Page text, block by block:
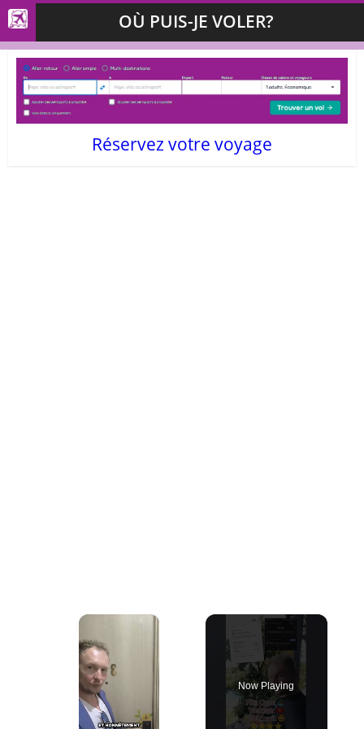
OÙ PUIS-JE VOLER?
Réservez votre voyage
×
Now Playing